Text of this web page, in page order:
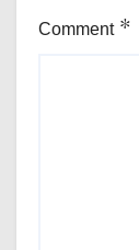
Comment *